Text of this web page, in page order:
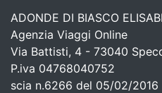
ADONDE DI BIASCO
Agenzia Viaggi Online
Via Battisti, 4 - 73040
P.iva 04768040752
scia n.6266 del 05/02/2016